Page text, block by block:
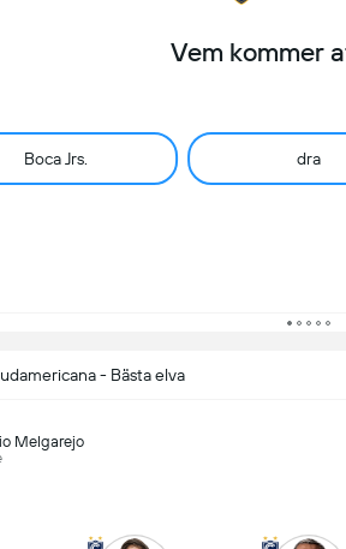
Vem kommer
Boca Jrs. dra
- Bästa elva
Melgarejo